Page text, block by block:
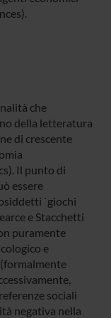
che
della letteratura
di crescente
Il punto di
essere
`giochi
e Stacchetti
puramente
e
sociali
negativa nella